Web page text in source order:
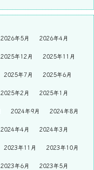
2026年5月 2026年4月
2025年12月 2025年11月
2025年7月 2025年6月
2025年2月 2025年1月
2024年9月 2024年8月
2024年4月 2024年3月
2023年11月 2023年10月
2023年6月 2023年5月